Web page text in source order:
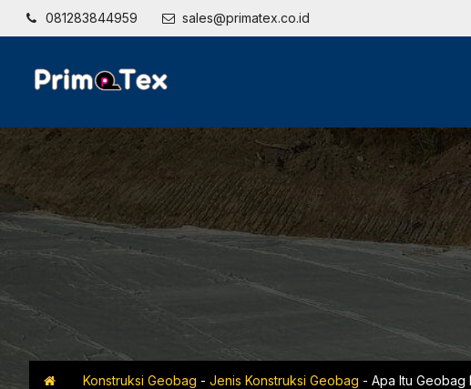
081283844959 sales@primatex.co.id
Konstruksi Geobag - Jenis Konstruksi Geobag - Apa Itu Geobag